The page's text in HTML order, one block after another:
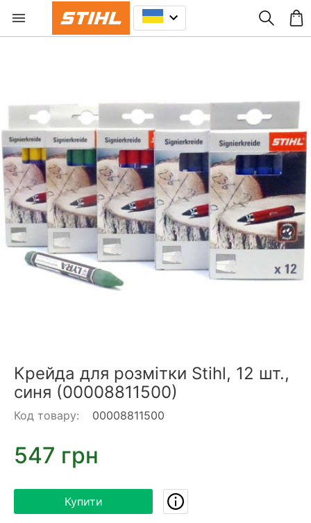
Крейда для розмітки Stihl, 12 шт.,
синя (00008811500)
Код товару: 00008811500
547 грн
Купити